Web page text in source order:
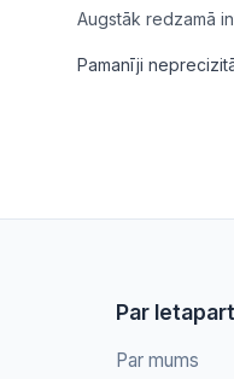
Augstāk redzamā
Pamanīji
Par
Par mums